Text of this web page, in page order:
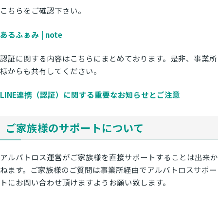
こちらをご確認下さい。
あるふぁみ | note
認証に関する内容はこちらにまとめております。是非、事業所
様からも共有してください。
LINE連携（認証）に関する重要なお知らせとご注意
ご家族様のサポートについて
アルバトロス運営がご家族様を直接サポートすることは出来か
ねます。ご家族様のご質問は事業所経由でアルバトロスサポー
トにお問い合わせ頂けますようお願い致します。